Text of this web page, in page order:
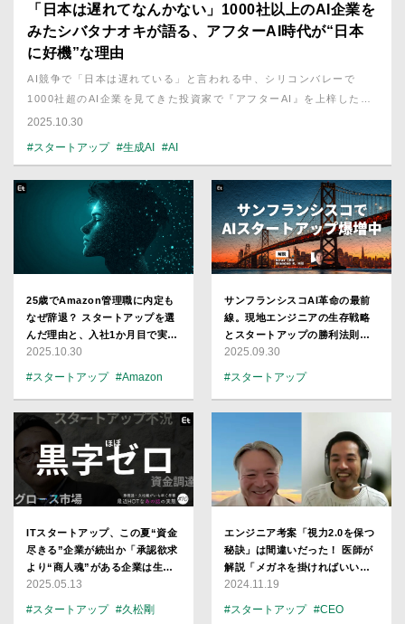
「日本は遅れてなんかない」1000社以上のAI企業を
みたシバタナオキが語る、アフターAI時代が“日本
に好機”な理由
AI競争で「日本は遅れている」と言われる中、シリコンバレーで
1000社超のAI企業を見てきた投資家で『アフターAI』を上梓したシ
バタナオキ氏は語る。「日本は遅れてなんかいない」。彼が見出し
2025.10.30
#スタートアップ #生成AI #AI
25歳でAmazon管理職に内定も
なぜ辞退？ スタートアップを選
んだ理由と、入社1か月目で実行
したAI改革の中身
2025.10.30
#スタートアップ #Amazon
サンフランシスコAI革命の最前
線。現地エンジニアの生存戦略
とスタートアップの勝利法則
【Brandon K. Hill解説】
2025.09.30
#スタートアップ
#AI
ITスタートアップ、この夏“資金
尽きる”企業が続出か「承認欲求
より“商人魂”がある企業は生き
残る」
2025.05.13
#スタートアップ #久松剛
エンジニア考案「視力2.0を保つ
秘訣」は間違いだった！ 医師が
解説「メガネを掛ければいい」
では済まない近視の恐ろしさ
2024.11.19
#スタートアップ #CEO